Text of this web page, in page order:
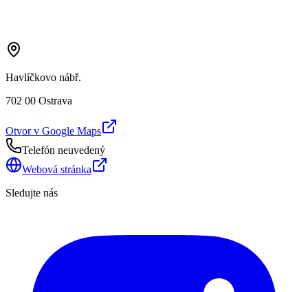
Havlíčkovo nábř.
702 00 Ostrava
Otvor v Google Maps
Telefón neuvedený
Webová stránka
Sledujte nás